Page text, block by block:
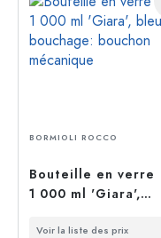
BORMIOLI ROCCO
Bouteille en verre
1 000 ml 'Giara',
bouchon mécanique
Voir la liste des prix